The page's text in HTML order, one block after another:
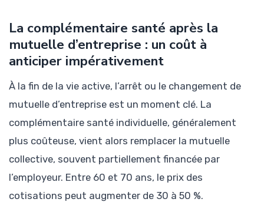
La complémentaire santé après la
mutuelle d’entreprise : un coût à
anticiper impérativement
À la fin de la vie active, l’arrêt ou le changement de
mutuelle d’entreprise est un moment clé. La
complémentaire santé individuelle, généralement
plus coûteuse, vient alors remplacer la mutuelle
collective, souvent partiellement financée par
l’employeur. Entre 60 et 70 ans, le prix des
cotisations peut augmenter de 30 à 50 %.